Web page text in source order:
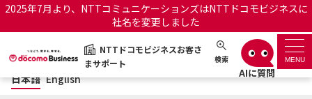
2025年7月より、NTTコミュニケーションズはNTTドコモビジネスに
社名を変更しました
NTTドコモビジネスお客さ
まサポート
検索 MENU
NTTドコモビジネスお客さまサポート 日本語 English
サポートトップ
日本語 English